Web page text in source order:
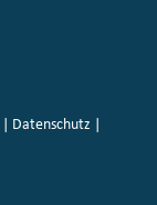
Datenschutz